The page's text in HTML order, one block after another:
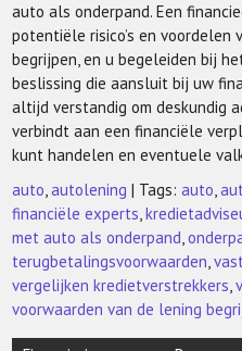
auto als onderpand. Een
potentiële risico’s en voordelen
begrijpen, en u begeleiden bij
beslissing die aansluit bij uw
altijd verstandig om deskundig
verbindt aan een financiële
kunt handelen en eventuele
auto,autolening | Tags:auto,
financiële experts,
met auto als onderpand,
terugbetalingsvoorwaarden,
vergelijken kredietverstrekkers,
voorwaarden van de lening